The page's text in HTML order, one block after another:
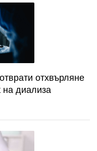
отхвърляне
на диализа